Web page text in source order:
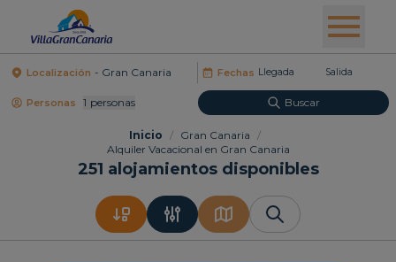
Localización Fechas
Personas 1 Personas Buscar
Inicio / Gran Canaria /
Alquiler Vacacional en Gran Canaria
251 alojamientos disponibles